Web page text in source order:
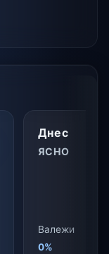
Днес
ЯСНО
Валежи
0%